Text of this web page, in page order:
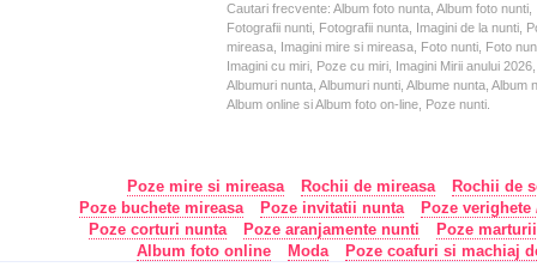
Cautari frecvente: Album foto nunta, Album foto
Fotografii nunti, Fotografii nunta, Imagini de la nunti,
mireasa, Imagini mire si mireasa, Foto nunti, Foto
Imagini cu miri, Poze cu miri, Imagini Mirii anului
Albumuri nunta, Albumuri nunti, Albume nunta,
Album online si Album foto on-line, Poze nunti.
Poze mire si mireasa Rochii de mireasa
Rochii de
Poze buchete mireasa
Poze invitatii nunta
Poze
Poze corturi nunta
Poze aranjamente nunti
Poze
Album foto online
Moda Poze coafuri si machiaj